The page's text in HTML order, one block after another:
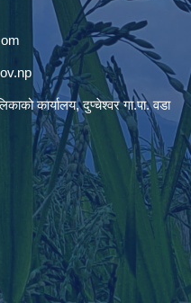
कार्यालय, दुप्चेश्वर गा.पा. वडा